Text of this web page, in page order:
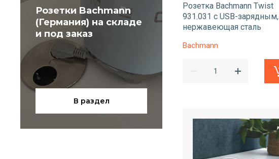
Розетки Bachmann
(Германия) на складе
и под заказ
В раздел
Розетка Bachmann Twist
931.031 с USB-зарядным,
нержавеющая сталь
Bachmann